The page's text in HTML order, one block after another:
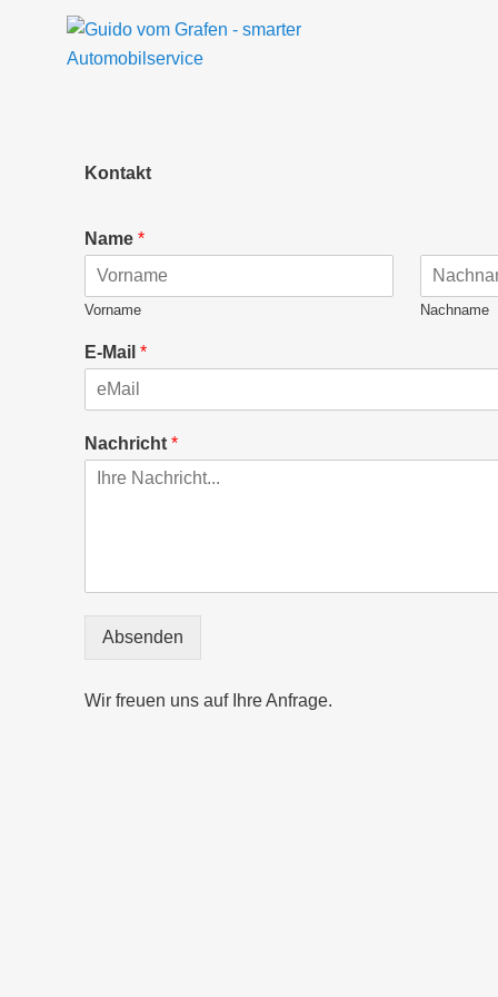
Kontakt
Name *
Vorname Nachname
E-Mail *
Nachricht *
Absenden
Wir freuen uns auf Ihre Anfrage.